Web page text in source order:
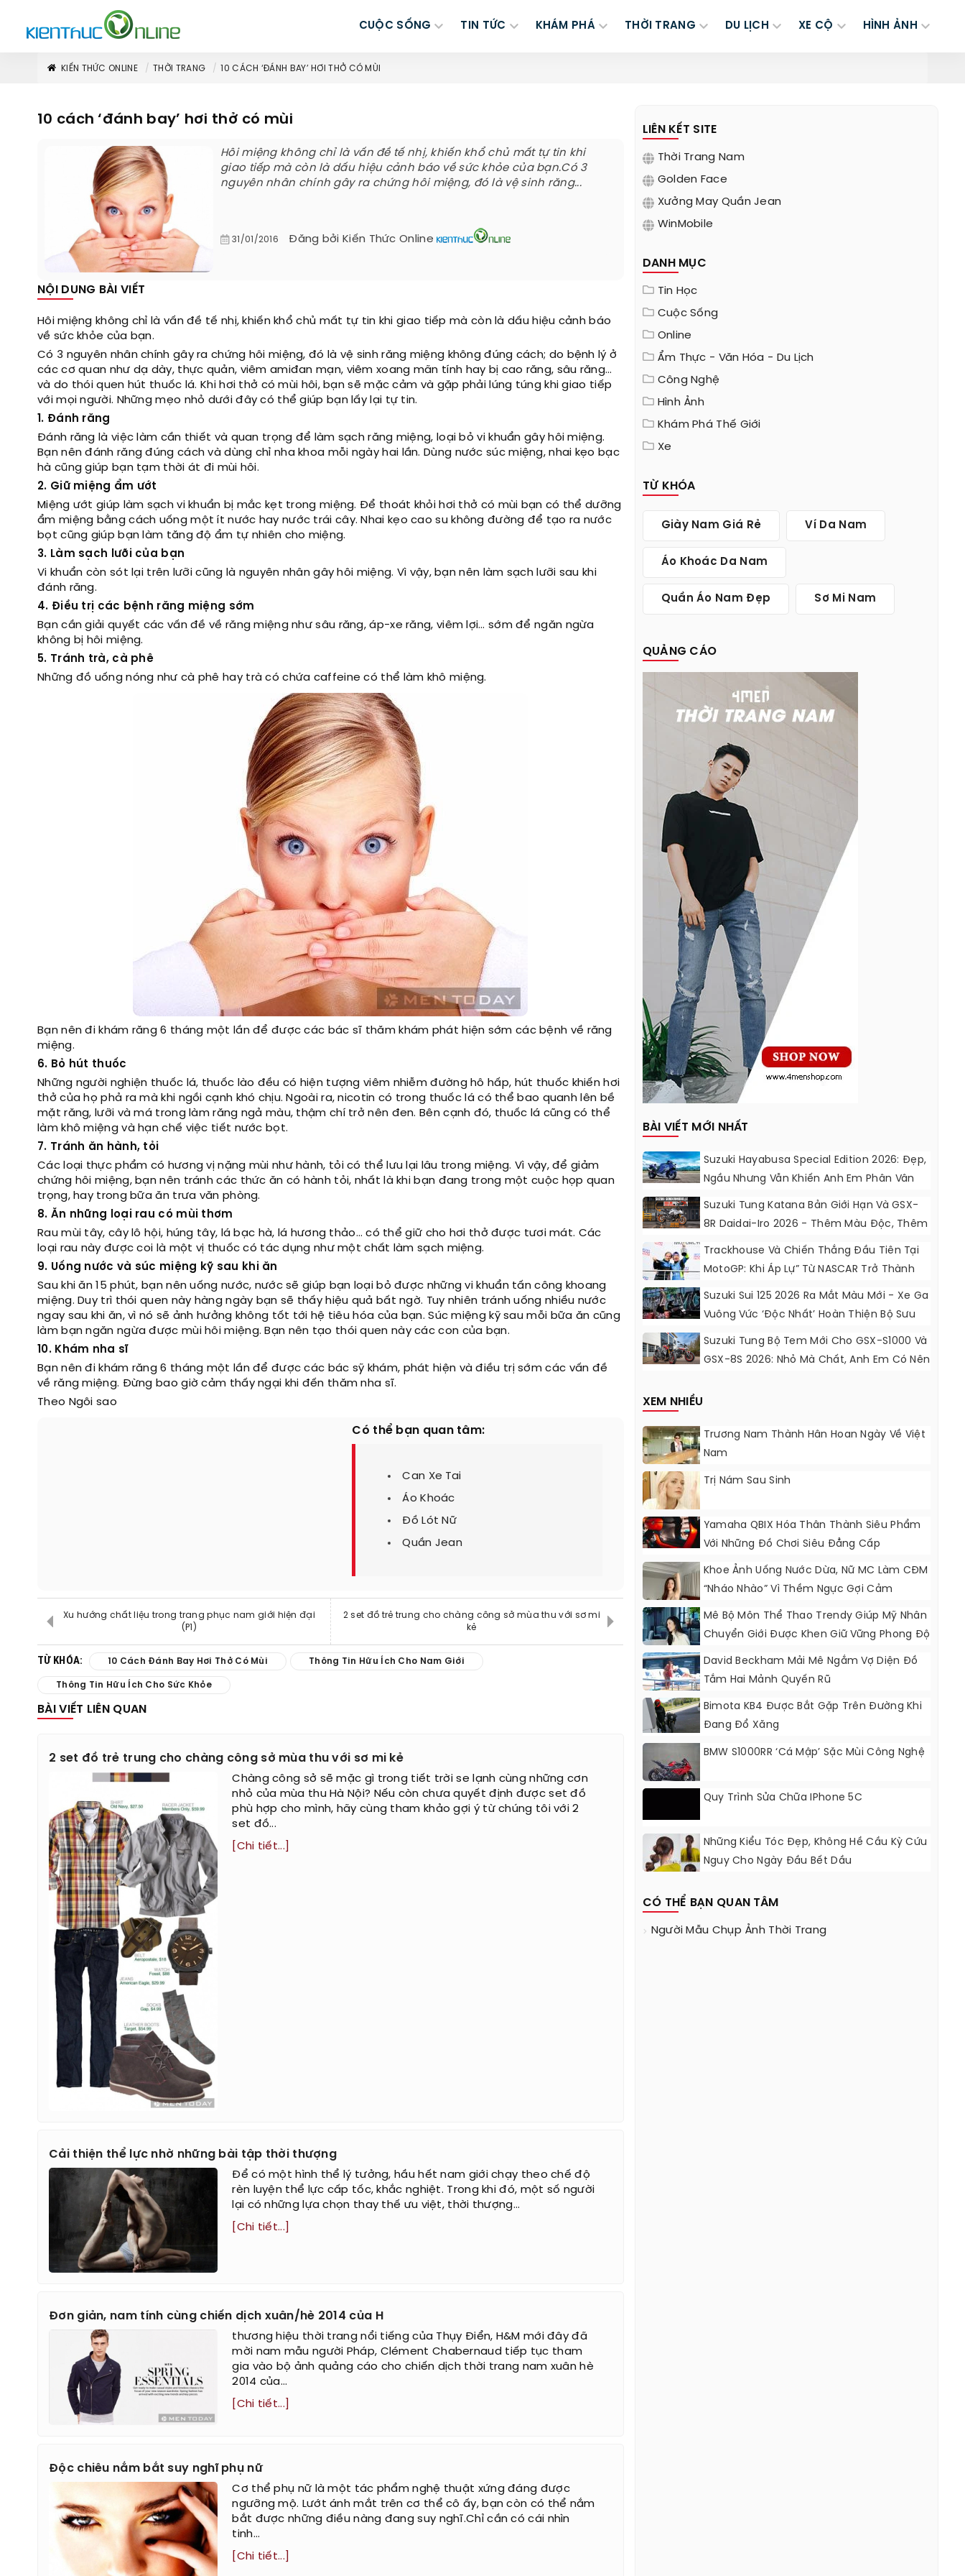
CUỘC SỐNG TIN TỨC KHÁM PHÁ THỜI TRANG DU LỊCH XE CỘ HÌNH ẢNH
KIẾN THỨC ONLINE THỜI TRANG 10 CÁCH ‘ĐÁNH BAY’ HƠI THỞ CÓ MÙI
10 cách ‘đánh bay’ hơi thở có mùi
Hôi miệng không chỉ là vấn đề tế nhị, khiến khổ chủ mất tự tin khi
giao tiếp mà còn là dấu hiệu cảnh báo về sức khỏe của bạn.Có 3
nguyên nhân chính gây ra chứng hôi miệng, đó là vệ sinh răng...
31/01/2016 Đăng bởi Kiến Thức Online
NỘI DUNG BÀI VIẾT
Hôi miệng không chỉ là vấn đề tế nhị, khiến khổ chủ mất tự tin khi giao tiếp mà còn là dấu hiệu cảnh báo
về sức khỏe của bạn.
Có 3 nguyên nhân chính gây ra chứng hôi miệng, đó là vệ sinh răng miệng không đúng cách; do bệnh lý ở
các cơ quan như dạ dày, thực quản, viêm amiđan mạn, viêm xoang mãn tính hay bị cao răng, sâu răng…
và do thói quen hút thuốc lá. Khi hơi thở có mùi hôi, bạn sẽ mặc cảm và gặp phải lúng túng khi giao tiếp
với mọi người. Những mẹo nhỏ dưới đây có thể giúp bạn lấy lại tự tin.
1. Đánh răng
Đánh răng là việc làm cần thiết và quan trọng để làm sạch răng miệng, loại bỏ vi khuẩn gây hôi miệng.
Bạn nên đánh răng đúng cách và dùng chỉ nha khoa mỗi ngày hai lần. Dùng nước súc miệng, nhai kẹo bạc
hà cũng giúp bạn tạm thời át đi mùi hôi.
2. Giữ miệng ẩm ướt
Miệng ướt giúp làm sạch vi khuẩn bị mắc kẹt trong miệng. Để thoát khỏi hơi thở có mùi bạn có thể dưỡng
ẩm miệng bằng cách uống một ít nước hay nước trái cây. Nhai kẹo cao su không đường để tạo ra nước
bọt cũng giúp bạn làm tăng độ ẩm tự nhiên cho miệng.
3. Làm sạch lưỡi của bạn
Vi khuẩn còn sót lại trên lưỡi cũng là nguyên nhân gây hôi miệng. Vì vậy, bạn nên làm sạch lưỡi sau khi
đánh răng.
4. Điều trị các bệnh răng miệng sớm
Bạn cần giải quyết các vấn đề về răng miệng như sâu răng, áp-xe răng, viêm lợi… sớm để ngăn ngừa
không bị hôi miệng.
5. Tránh trà, cà phê
Những đồ uống nóng như cà phê hay trà có chứa caffeine có thể làm khô miệng.
Bạn nên đi khám răng 6 tháng một lần để được các bác sĩ thăm khám phát hiện sớm các bệnh về răng
miệng.
6. Bỏ hút thuốc
Những người nghiện thuốc lá, thuốc lào đều có hiện tượng viêm nhiễm đường hô hấp, hút thuốc khiến hơi
thở của họ phả ra mà khi ngồi cạnh khó chịu. Ngoài ra, nicotin có trong thuốc lá có thể bao quanh lên bề
mặt răng, lưỡi và má trong làm răng ngả màu, thậm chí trở nên đen. Bên cạnh đó, thuốc lá cũng có thể
làm khô miệng và hạn chế việc tiết nước bọt.
7. Tránh ăn hành, tỏi
Các loại thực phẩm có hương vị nặng mùi như hành, tỏi có thể lưu lại lâu trong miệng. Vì vậy, để giảm
chứng hôi miệng, bạn nên tránh các thức ăn có hành tỏi, nhất là khi bạn đang trong một cuộc họp quan
trọng, hay trong bữa ăn trưa văn phòng.
8. Ăn những loại rau có mùi thơm
Rau mùi tây, cây lô hội, húng tây, lá bạc hà, lá hương thảo… có thể giữ cho hơi thở được tươi mát. Các
loại rau này được coi là một vị thuốc có tác dụng như một chất làm sạch miệng.
9. Uống nước và súc miệng kỹ sau khi ăn
Sau khi ăn 15 phút, bạn nên uống nước, nước sẽ giúp bạn loại bỏ được những vi khuẩn tấn công khoang
miệng. Duy trì thói quen này hàng ngày bạn sẽ thấy hiệu quả bất ngờ. Tuy nhiên tránh uống nhiều nước
ngay sau khi ăn, vì nó sẽ ảnh hưởng không tốt tới hệ tiêu hóa của bạn. Súc miệng kỹ sau mỗi bữa ăn cũng
làm bạn ngăn ngừa được mùi hôi miệng. Bạn nên tạo thói quen này các con của bạn.
10. Khám nha sĩ
Bạn nên đi khám răng 6 tháng một lần để được các bác sỹ khám, phát hiện và điều trị sớm các vấn đề
về răng miệng. Đừng bao giờ cảm thấy ngại khi đến thăm nha sĩ.
Theo Ngôi sao
Có thể bạn quan tâm:
Can Xe Tai
Áo Khoác
Đồ Lót Nữ
Quần Jean
Xu hướng chất liệu trong trang phục nam giới hiện đại
(P1)
2 set đồ trẻ trung cho chàng công sở mùa thu với sơ mi
kẻ
TỪ KHÓA: 10 Cách Đánh Bay Hơi Thở Có Mùi Thông Tin Hữu Ích Cho Nam Giới
Thông Tin Hữu Ích Cho Sức Khỏe
BÀI VIẾT LIÊN QUAN
2 set đồ trẻ trung cho chàng công sở mùa thu với sơ mi kẻ
Chàng công sở sẽ mặc gì trong tiết trời se lạnh cùng những cơn
nhỏ của mùa thu Hà Nội? Nếu còn chưa quyết định được set đồ
phù hợp cho mình, hãy cùng tham khảo gợi ý từ chúng tôi với 2
set đồ...
[Chi tiết...]
Cải thiện thể lực nhờ những bài tập thời thượng
Để có một hình thể lý tưởng, hầu hết nam giới chạy theo chế độ
rèn luyện thể lực cấp tốc, khắc nghiệt. Trong khi đó, một số người
lại có những lựa chọn thay thế ưu việt, thời thượng...
[Chi tiết...]
Đơn giản, nam tính cùng chiến dịch xuân/hè 2014 của H
thương hiệu thời trang nổi tiếng của Thụy Điển, H&M mới đây đã
mời nam mẫu người Pháp, Clément Chabernaud tiếp tục tham
gia vào bộ ảnh quảng cáo cho chiến dịch thời trang nam xuân hè
2014 của...
[Chi tiết...]
Độc chiêu nắm bắt suy nghĩ phụ nữ
Cơ thể phụ nữ là một tác phẩm nghệ thuật xứng đáng được
ngưỡng mộ. Lướt ánh mắt trên cơ thể cô ấy, bạn còn có thể nắm
bắt được những điều nàng đang suy nghĩ.Chỉ cần có cái nhìn
tinh...
[Chi tiết...]
LIÊN KẾT SITE
Thời Trang Nam
Golden Face
Xưởng May Quần Jean
WinMobile
DANH MỤC
Tin Học
Cuộc Sống
Online
Ẩm Thực - Văn Hóa - Du Lịch
Công Nghệ
Hình Ảnh
Khám Phá Thế Giới
Xe
TỪ KHÓA
Giày Nam Giá Rẻ Ví Da Nam
Áo Khoác Da Nam
Quần Áo Nam Đẹp Sơ Mi Nam
QUẢNG CÁO
BÀI VIẾT MỚI NHẤT
Suzuki Hayabusa Special Edition 2026: Đẹp,
Ngầu Nhưng Vẫn Khiến Anh Em Phân Vân
Suzuki Tung Katana Bản Giới Hạn Và GSX-
8R Daidai-Iro 2026 - Thêm Màu Độc, Thêm
Đồ Chơi, Thêm Cá Tính
Trackhouse Và Chiến Thắng Đầu Tiên Tại
MotoGP: Khi Áp Lự” Từ NASCAR Trở Thành
Động Lực Ngọt Ngào
Suzuki Sui 125 2026 Ra Mắt Màu Mới - Xe Ga
Vuông Vức ‘độc Nhất’ Hoàn Thiện Bộ Sưu
Tập 7 Sắc Cầu Vồng
Suzuki Tung Bộ Tem Mới Cho GSX-S1000 Và
GSX-8S 2026: Nhỏ Mà Chất, Anh Em Có Nên
XEM NHIỀU
Trương Nam Thành Hân Hoan Ngày Về Việt
Nam
Trị Nám Sau Sinh
Yamaha QBIX Hóa Thân Thành Siêu Phẩm
Với Những Đồ Chơi Siêu Đẳng Cấp
Khoe Ảnh Uống Nước Dừa, Nữ MC Làm CĐM
“nháo Nhào” Vì Thềm Ngực Gợi Cảm
Mê Bộ Môn Thể Thao Trendy Giúp Mỹ Nhân
Chuyển Giới Được Khen Giữ Vững Phong Độ
Nhan Sắc
David Beckham Mải Mê Ngắm Vợ Diện Đồ
Tắm Hai Mảnh Quyến Rũ
Bimota KB4 Được Bắt Gặp Trên Đường Khi
Đang Đổ Xăng
BMW S1000RR ‘Cá Mập’ Sặc Mùi Công Nghệ
Quy Trình Sửa Chữa IPhone 5C
Những Kiểu Tóc Đẹp, Không Hề Cầu Kỳ Cứu
Nguy Cho Ngày Đầu Bết Dầu
CÓ THỂ BẠN QUAN TÂM
Người Mẫu Chụp Ảnh Thời Trang